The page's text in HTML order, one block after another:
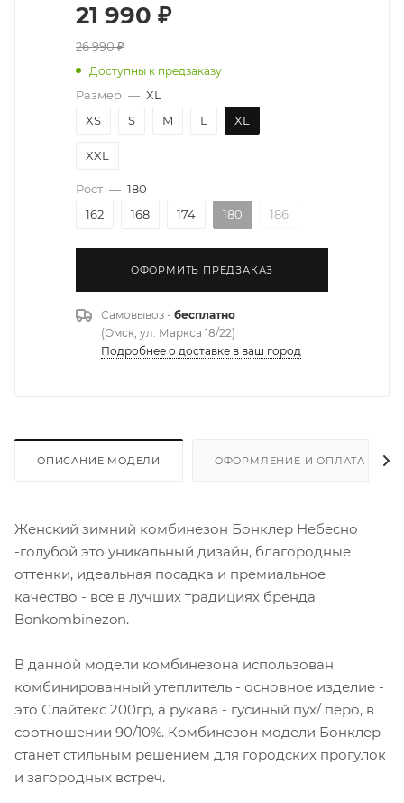
21 990 ₽
26 990₽
Доступны к предзаказу
Размер — XL
XS
S M L XL
XXL
Рост — 180
162
168 174 180 186
ОФОРМИТЬ ПРЕДЗАКАЗ
Самовывоз - бесплатно
(Омск, ул. Маркса 18/22)
Подробнее о доставке в ваш город
ОПИСАНИЕ МОДЕЛИ ОФОРМЛЕНИЕ И ОПЛАТА
Женский зимний комбинезон Бонклер Небесно
-голубой это уникальный дизайн, благородные
оттенки, идеальная посадка и премиальное
качество - все в лучших традициях бренда
Bonkombinezon.
В данной модели комбинезона использован
комбинированный утеплитель - основное изделие -
это Слайтекс 200гр, а рукава - гусиный пух/ перо, в
соотношении 90/10%. Комбинезон модели Бонклер
станет стильным решением для городских прогулок
и загородных встреч.